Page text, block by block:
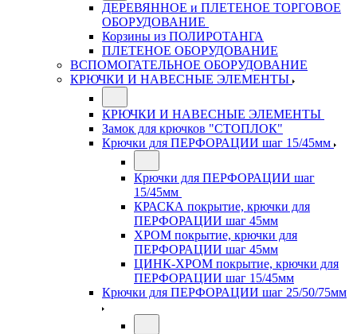
ДЕРЕВЯННОЕ и ПЛЕТЕНОЕ ТОРГОВОЕ
ОБОРУДОВАНИЕ
Корзины из ПОЛИРОТАНГА
ПЛЕТЕНОЕ ОБОРУДОВАНИЕ
ВСПОМОГАТЕЛЬНОЕ ОБОРУДОВАНИЕ
КРЮЧКИ И НАВЕСНЫЕ ЭЛЕМЕНТЫ
КРЮЧКИ И НАВЕСНЫЕ ЭЛЕМЕНТЫ
Замок для крючков "СТОПЛОК"
Крючки для ПЕРФОРАЦИИ шаг 15/45мм
Крючки для ПЕРФОРАЦИИ шаг
15/45мм
КРАСКА покрытие, крючки для
ПЕРФОРАЦИИ шаг 45мм
ХРОМ покрытие, крючки для
ПЕРФОРАЦИИ шаг 45мм
ЦИНК-ХРОМ покрытие, крючки для
ПЕРФОРАЦИИ шаг 15/45мм
Крючки для ПЕРФОРАЦИИ шаг 25/50/75мм